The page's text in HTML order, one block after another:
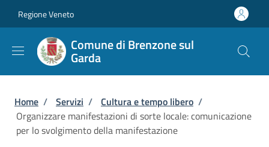
Regione Veneto
Comune di Brenzone sul
Garda
Briciole di pane
Home / Servizi / Cultura e tempo libero /
Organizzare manifestazioni di sorte locale: comunicazione
per lo svolgimento della manifestazione